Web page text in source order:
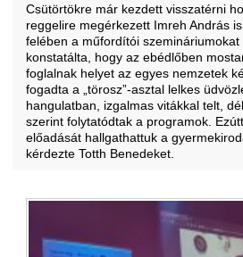
Csütörtökre már kezdett visszatérni
reggelire megérkezett Imreh András
felében a műfordítói
konstatálta, hogy az ebédlőben
foglalnak helyet az egyes nemzetek
fogadta a „törosz”-asztal lelkes
hangulatban, izgalmas vitákkal telt,
szerint folytatódtak a programok.
előadását hallgathattuk a
kérdezte Totth Benedeket.